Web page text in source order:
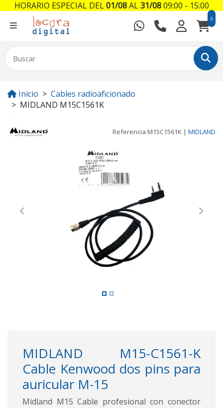
0
Inicio
Cables radioaficionado
MIDLAND M15C1561K
Referencia M15C1561K | MIDLAND
Previous Next
MIDLAND M15-C1561-K
Cable Kenwood dos pins para
auricular M-15
Midland M15 Cable profesional con conector
HORARIO ESPECIAL DEL01/08AL31/0809:00 - 15:00